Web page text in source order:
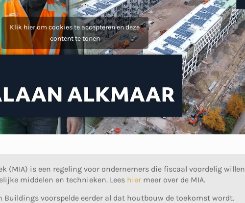
Klik hier om cookies te accepteren en deze
content te tonen
(MIA) is een regeling voor ondernemers die fiscaal voordelig willen
middelen en technieken. Lees hier meer over de MIA.
voorspelde eerder al dat houtbouw de toekomst wordt.